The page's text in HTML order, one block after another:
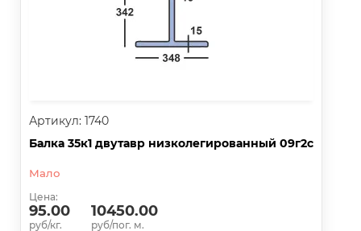
Артикул: 1740
Балка 35к1 двутавр низколегированный 09г2с
Мало
Цена:
95.00
руб/кг.
10450.00
руб/пог. м.